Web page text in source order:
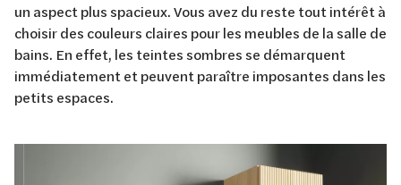
un aspect plus spacieux. Vous avez du reste tout intérêt à
choisir des couleurs claires pour les meubles de la salle de
bains. En effet, les teintes sombres se démarquent
immédiatement et peuvent paraître imposantes dans les
petits espaces.